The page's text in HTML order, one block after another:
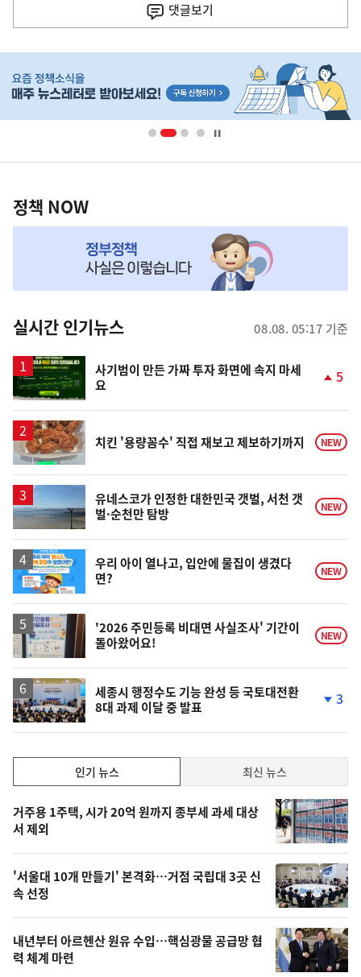
댓글보기
단
영
책
NOW,
뉴
스
정책 NOW
실시간 인기뉴스 08.08. 05:17 기준
사기범이 만든 가짜 투자 화면에 속지 마세
요
상
승
5
치킨 '용량꼼수' 직접 재보고 제보하기까지 NEW
유네스코가 인정한 대한민국 갯벌, 서천 갯
벌·순천만 탐방
NEW
우리 아이 열나고, 입안에 물집이 생겼다
면?
NEW
'2026 주민등록 비대면 사실조사' 기간이
돌아왔어요!
NEW
세종시 행정수도 기능 완성 등 국토대전환
8대 과제 이달 중 발표
하
락
3
기,
최
신,
오
늘
의
영
상
인기 뉴스 최신 뉴스
기
뉴
스
거주용 1주택, 시가 20억 원까지 종부세 과세 대상
서 제외
'서울대 10개 만들기' 본격화…거점 국립대 3곳 신
속 선정
내년부터 아르헨산 원유 수입…핵심광물 공급망 협
력 체계 마련